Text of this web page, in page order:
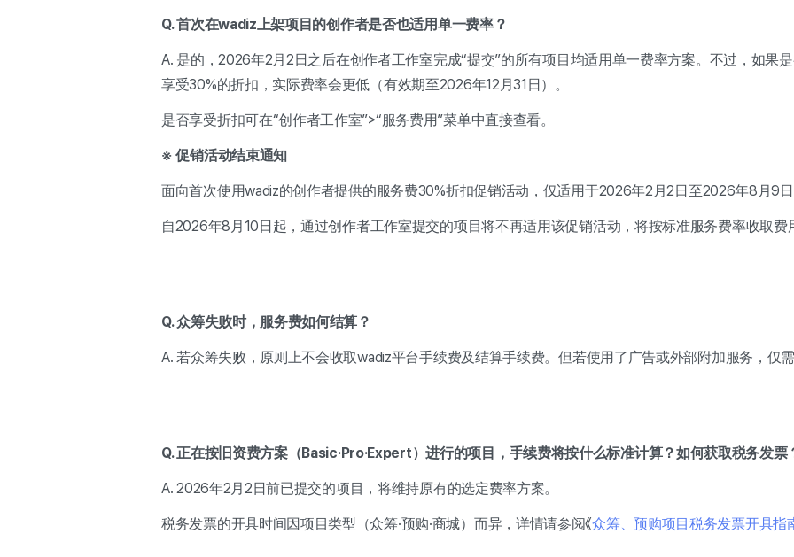
Q. 首次在wadiz上架项目的创作者是否也适用单一费率？
A. 是的，2026年2月2日之后在创作者工作室完成“提交”的所有项目均适用单一费率方案。不过，如果
享受30%的折扣，实际费率会更低（有效期至2026年12月31日）。
是否享受折扣可在“创作者工作室”>“服务费用”菜单中直接查看。
※ 促销活动结束通知
面向首次使用wadiz的创作者提供的服务费30%折扣促销活动，仅适用于2026年2月2日至2026年8月9日
自2026年8月10日起，通过创作者工作室提交的项目将不再适用该促销活动，将按标准服务费率收取费
Q. 众筹失败时，服务费如何结算？
A. 若众筹失败，原则上不会收取wadiz平台手续费及结算手续费。但若使用了广告或外部附加服务，仅需
Q. 正在按旧资费方案（Basic·Pro·Expert）进行的项目，手续费将按什么标准计算？如何获取税务发票
A. 2026年2月2日前已提交的项目，将维持原有的选定费率方案。
税务发票的开具时间因项目类型（众筹·预购·商城）而异，详情请参阅《众筹、预购项目税务发票开具指